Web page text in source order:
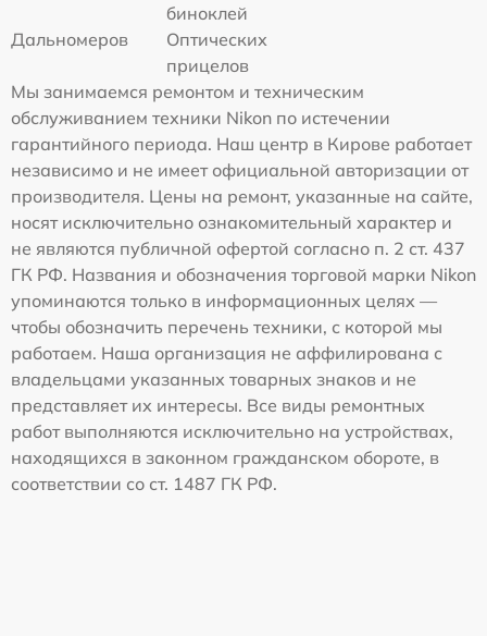
биноклей
Дальномеров
Оптических
прицелов
Мы занимаемся ремонтом и техническим
обслуживанием техники Nikon по истечении
гарантийного периода. Наш центр в Кирове работает
независимо и не имеет официальной авторизации от
производителя. Цены на ремонт, указанные на сайте,
носят исключительно ознакомительный характер и
не являются публичной офертой согласно п. 2 ст. 437
ГК РФ. Названия и обозначения торговой марки Nikon
упоминаются только в информационных целях —
чтобы обозначить перечень техники, с которой мы
работаем. Наша организация не аффилирована с
владельцами указанных товарных знаков и не
представляет их интересы. Все виды ремонтных
работ выполняются исключительно на устройствах,
находящихся в законном гражданском обороте, в
соответствии со ст. 1487 ГК РФ.